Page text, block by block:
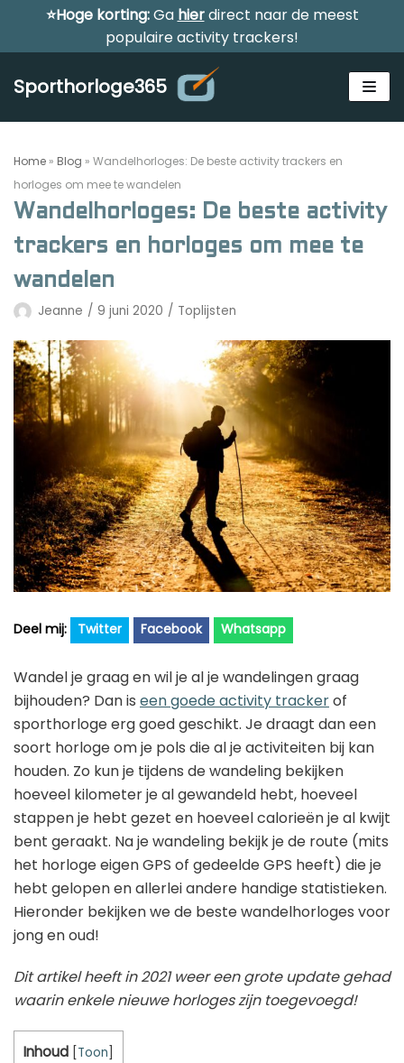
Meteen
inhoud
⭐Hoge korting:Ga hierdirect naar de meest
populaire activity trackers!
Sporthorloge365
Alle sporthorloges
Activity tracker
Smartwatches
Horloge voor kinderen
Gezondheidshorloge
Golfhorloge
Accessoires
Vergelijk
Reviews
Amazfit
Apple
Garmin
Huawei
Polar
Samsung
Suunto
Withings
Xiaomi
Persbericht
Training
Contact
Home » Blog » Wandelhorloges: De beste activity trackers en
horloges om mee te wandelen
Wandelhorloges: De beste activity
trackers en horloges om mee te
wandelen
Jeanne 9 juni 2020 Toplijsten
Twitter Facebook Whatsapp
Wandel je graag en wil je al je wandelingen graag
bijhouden? Dan is een goede activity trackerof
sporthorloge erg goed geschikt. Je draagt dan een
soort horloge om je pols die al je activiteiten bij kan
houden. Zo kun je tijdens de wandeling bekijken
hoeveel kilometer je al gewandeld hebt, hoeveel
stappen je hebt gezet en hoeveel calorieën je al kwijt
bent geraakt. Na je wandeling bekijk je de route (mits
het horloge eigen GPS of gedeelde GPS heeft) die je
hebt gelopen en allerlei andere handige statistieken.
Hieronder bekijken we de beste wandelhorloges voor
jong en oud!
Dit artikel heeft in 2021 weer een grote update gehad
waarin enkele nieuwe horloges zijn toegevoegd!
Inhoud Toon